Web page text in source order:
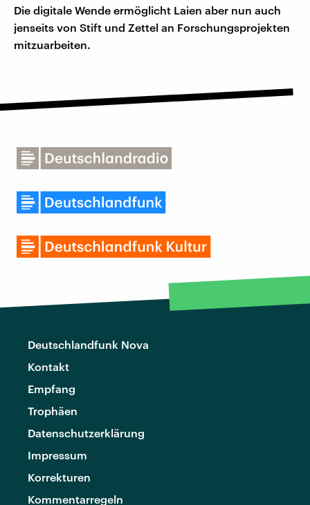
Die digitale Wende ermöglicht Laien aber nun auch
jenseits von Stift und Zettel an Forschungsprojekten
mitzuarbeiten.
Deutschlandfunk Nova
Kontakt
Empfang
Trophäen
Datenschutzerklärung
Impressum
Korrekturen
Kommentarregeln